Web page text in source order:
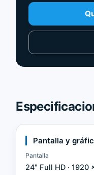
Pantalla y
Pantalla
24" Full HD · 1920